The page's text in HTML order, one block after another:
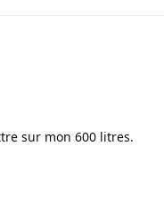
sur mon 600 litres.